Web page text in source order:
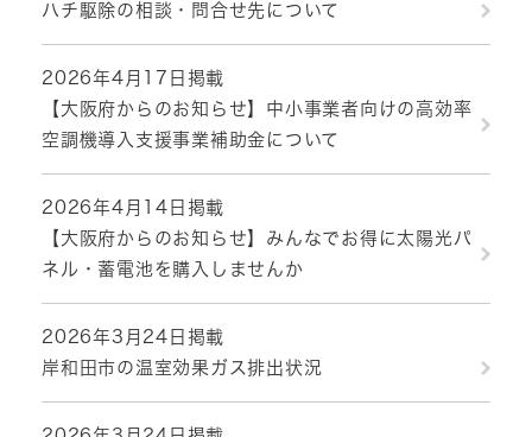
ハチ駆除の相談・問合せ先について
2026年4月17日掲載
【大阪府からのお知らせ】中小事業者向けの高効率
空調機導入支援事業補助金について
2026年4月14日掲載
【大阪府からのお知らせ】みんなでお得に太陽光パ
ネル・蓄電池を購入しませんか
2026年3月24日掲載
岸和田市の温室効果ガス排出状況